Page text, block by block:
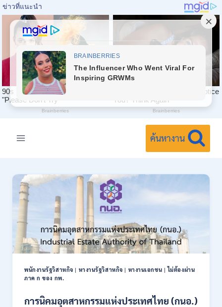
ค้นหางาน
พนักงานรัฐวิสาหกิจ | หางานรัฐวิสาหกิจ | หางานเอกชน |ไม่ต้องผ่าน
ภาค ก ของ กพ.
การนิคมอุตสาหกรรมแห่งประเทศไทย (กนอ.)